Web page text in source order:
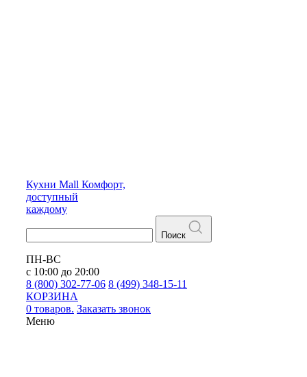
Кухни Mall Комфорт,
доступный
каждому
Поиск
ПН-ВС
с 10:00 до 20:00
8 (800) 302-77-06 8 (499) 348-15-11
КОРЗИНА
0 товаров. Заказать звонок
Меню